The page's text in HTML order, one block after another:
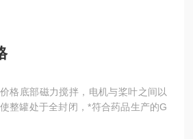
格底部磁力搅拌，电机与桨叶之间以
整罐处于全封闭，*符合药品生产的G